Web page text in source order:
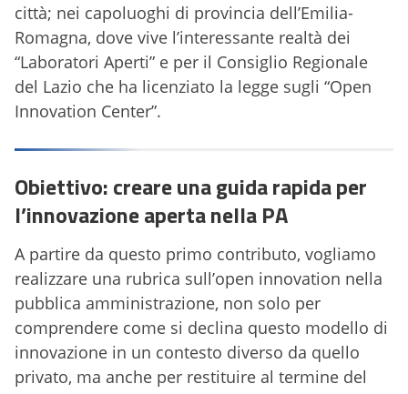
città; nei capoluoghi di provincia dell’Emilia-
Romagna, dove vive l’interessante realtà dei
“Laboratori Aperti” e per il Consiglio Regionale
del Lazio che ha licenziato la legge sugli “Open
Innovation Center”.
Obiettivo: creare una guida rapida per
l’innovazione aperta nella PA
A partire da questo primo contributo, vogliamo
realizzare una rubrica sull’open innovation nella
pubblica amministrazione, non solo per
comprendere come si declina questo modello di
innovazione in un contesto diverso da quello
privato, ma anche per restituire al termine del